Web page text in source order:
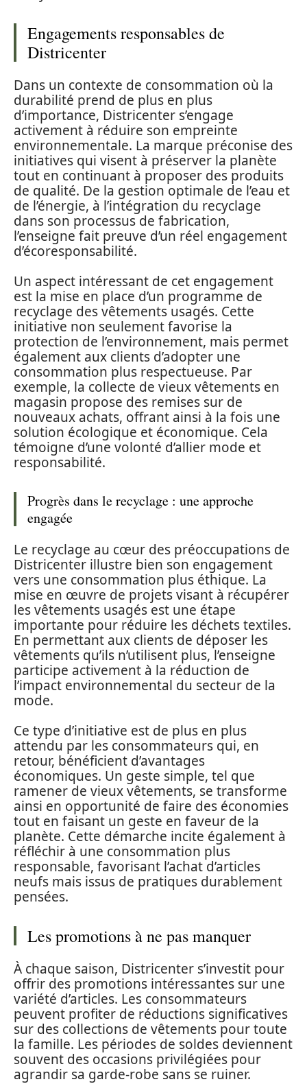
Engagements responsables de
Districenter
Dans un contexte de consommation où la
durabilité prend de plus en plus
d’importance, Districenter s’engage
activement à réduire son empreinte
environnementale. La marque préconise des
initiatives qui visent à préserver la planète
tout en continuant à proposer des produits
de qualité. De la gestion optimale de l’eau et
de l’énergie, à l’intégration du recyclage
dans son processus de fabrication,
l’enseigne fait preuve d’un réel engagement
d’écoresponsabilité.
Un aspect intéressant de cet engagement
est la mise en place d’un programme de
recyclage des vêtements usagés. Cette
initiative non seulement favorise la
protection de l’environnement, mais permet
également aux clients d’adopter une
consommation plus respectueuse. Par
exemple, la collecte de vieux vêtements en
magasin propose des remises sur de
nouveaux achats, offrant ainsi à la fois une
solution écologique et économique. Cela
témoigne d’une volonté d’allier mode et
responsabilité.
Progrès dans le recyclage : une approche
engagée
Le recyclage au cœur des préoccupations de
Districenter illustre bien son engagement
vers une consommation plus éthique. La
mise en œuvre de projets visant à récupérer
les vêtements usagés est une étape
importante pour réduire les déchets textiles.
En permettant aux clients de déposer les
vêtements qu’ils n’utilisent plus, l’enseigne
participe activement à la réduction de
l’impact environnemental du secteur de la
mode.
Ce type d’initiative est de plus en plus
attendu par les consommateurs qui, en
retour, bénéficient d’avantages
économiques. Un geste simple, tel que
ramener de vieux vêtements, se transforme
ainsi en opportunité de faire des économies
tout en faisant un geste en faveur de la
planète. Cette démarche incite également à
réfléchir à une consommation plus
responsable, favorisant l’achat d’articles
neufs mais issus de pratiques durablement
pensées.
Les promotions à ne pas manquer
À chaque saison, Districenter s’investit pour
offrir des promotions intéressantes sur une
variété d’articles. Les consommateurs
peuvent profiter de réductions significatives
sur des collections de vêtements pour toute
la famille. Les périodes de soldes deviennent
souvent des occasions privilégiées pour
agrandir sa garde-robe sans se ruiner.